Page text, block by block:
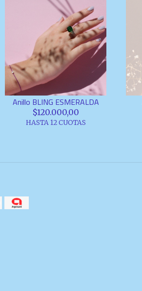
Anillo BLING ESMERALDA
$120.000,00
HASTA 12 CUOTAS